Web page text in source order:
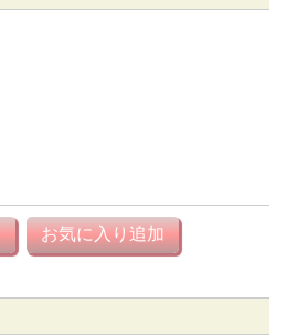
お気に入り追加